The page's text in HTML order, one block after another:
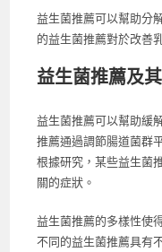
益生菌推薦可以幫助分
的益生菌推薦對於改善
益生菌推薦及
益生菌推薦可以幫助緩
推薦通過調節腸道菌群
根據研究，某些益生菌
關的症狀。
益生菌推薦的多樣性使
不同的益生菌推薦具有